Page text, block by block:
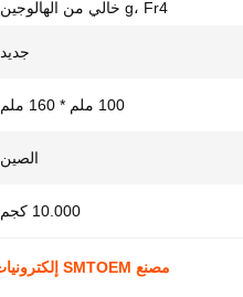
g، Fr4 خالي من الهالوجين
جديد
100 ملم * 160 ملم
الصين
10.000 كجم
مصنع SMTOEM إلكترونيات متعدد الطبقات لجنة الدوائر المطبوعة RoHS لجنة Gerber PCBA